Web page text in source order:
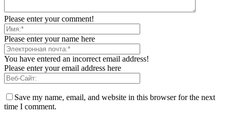
Please enter your comment!
Please enter your name here
You have entered an incorrect email address!
Please enter your email address here
Save my name, email, and website in this browser for the next
time I comment.